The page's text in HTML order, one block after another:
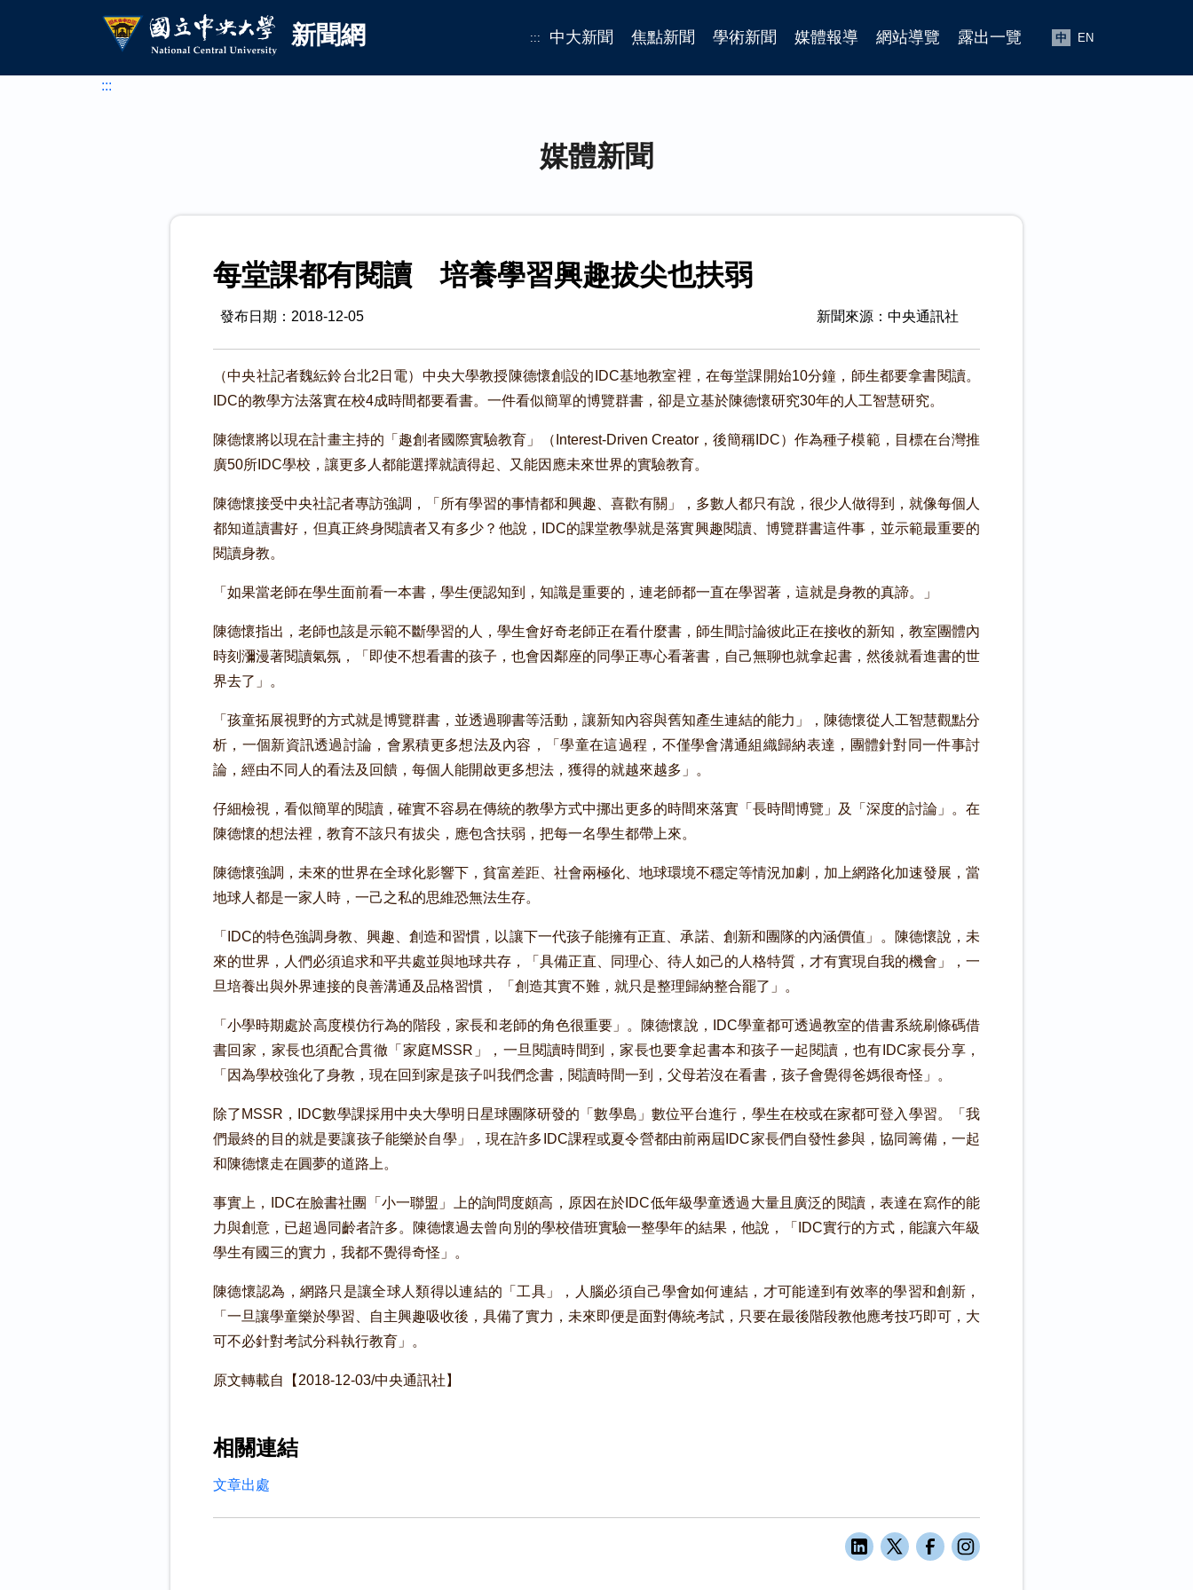
國立中央大學新聞網新聞網 ::: 中大新聞 焦點新聞 學術新聞 媒體報導 網站導覽 露出一覽 中 EN
:::
媒體新聞
每堂課都有閱讀 培養學習興趣拔尖也扶弱
發布日期：2018-12-05 新聞來源：中央通訊社
（中央社記者魏紜鈴台北2日電）中央大學教授陳德懷創設的IDC基地教室裡，在每堂課開始10分鐘，師生都要拿書閱讀。
IDC的教學方法落實在校4成時間都要看書。一件看似簡單的博覽群書，卻是立基於陳德懷研究30年的人工智慧研究。
陳德懷將以現在計畫主持的「趣創者國際實驗教育」（Interest-Driven Creator，後簡稱IDC）作為種子模範，目標在台灣推
廣50所IDC學校，讓更多人都能選擇就讀得起、又能因應未來世界的實驗教育。
陳德懷接受中央社記者專訪強調，「所有學習的事情都和興趣、喜歡有關」，多數人都只有說，很少人做得到，就像每個人
都知道讀書好，但真正終身閱讀者又有多少？他說，IDC的課堂教學就是落實興趣閱讀、博覽群書這件事，並示範最重要的
閱讀身教。
「如果當老師在學生面前看一本書，學生便認知到，知識是重要的，連老師都一直在學習著，這就是身教的真諦。」
陳德懷指出，老師也該是示範不斷學習的人，學生會好奇老師正在看什麼書，師生間討論彼此正在接收的新知，教室團體內
時刻瀰漫著閱讀氣氛，「即使不想看書的孩子，也會因鄰座的同學正專心看著書，自己無聊也就拿起書，然後就看進書的世
界去了」。
「孩童拓展視野的方式就是博覽群書，並透過聊書等活動，讓新知內容與舊知產生連結的能力」，陳德懷從人工智慧觀點分
析，一個新資訊透過討論，會累積更多想法及內容，「學童在這過程，不僅學會溝通組織歸納表達，團體針對同一件事討
論，經由不同人的看法及回饋，每個人能開啟更多想法，獲得的就越來越多」。
仔細檢視，看似簡單的閱讀，確實不容易在傳統的教學方式中挪出更多的時間來落實「長時間博覽」及「深度的討論」。在
陳德懷的想法裡，教育不該只有拔尖，應包含扶弱，把每一名學生都帶上來。
陳德懷強調，未來的世界在全球化影響下，貧富差距、社會兩極化、地球環境不穩定等情況加劇，加上網路化加速發展，當
地球人都是一家人時，一己之私的思維恐無法生存。
「IDC的特色強調身教、興趣、創造和習慣，以讓下一代孩子能擁有正直、承諾、創新和團隊的內涵價值」。陳德懷說，未
來的世界，人們必須追求和平共處並與地球共存，「具備正直、同理心、待人如己的人格特質，才有實現自我的機會」，一
旦培養出與外界連接的良善溝通及品格習慣， 「創造其實不難，就只是整理歸納整合罷了」。
「小學時期處於高度模仿行為的階段，家長和老師的角色很重要」。陳德懷說，IDC學童都可透過教室的借書系統刷條碼借
書回家，家長也須配合貫徹「家庭MSSR」，一旦閱讀時間到，家長也要拿起書本和孩子一起閱讀，也有IDC家長分享，
「因為學校強化了身教，現在回到家是孩子叫我們念書，閱讀時間一到，父母若沒在看書，孩子會覺得爸媽很奇怪」。
除了MSSR，IDC數學課採用中央大學明日星球團隊研發的「數學島」數位平台進行，學生在校或在家都可登入學習。「我
們最終的目的就是要讓孩子能樂於自學」，現在許多IDC課程或夏令營都由前兩屆IDC家長們自發性參與，協同籌備，一起
和陳德懷走在圓夢的道路上。
事實上，IDC在臉書社團「小一聯盟」上的詢問度頗高，原因在於IDC低年級學童透過大量且廣泛的閱讀，表達在寫作的能
力與創意，已超過同齡者許多。陳德懷過去曾向別的學校借班實驗一整學年的結果，他說，「IDC實行的方式，能讓六年級
學生有國三的實力，我都不覺得奇怪」。
陳德懷認為，網路只是讓全球人類得以連結的「工具」，人腦必須自己學會如何連結，才可能達到有效率的學習和創新，
「一旦讓學童樂於學習、自主興趣吸收後，具備了實力，未來即便是面對傳統考試，只要在最後階段教他應考技巧即可，大
可不必針對考試分科執行教育」。
原文轉載自【2018-12-03/中央通訊社】
相關連結
文章出處